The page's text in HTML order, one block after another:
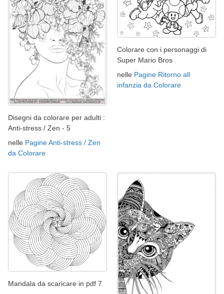
Disegni da colorare per adulti :
Anti-stress / Zen - 5
nelle Pagine Anti-stress / Zen
da Colorare
Colorare con i personaggi di
Super Mario Bros
nelle Pagine Ritorno all
infanzia da Colorare
Mandala da scaricare in pdf 7